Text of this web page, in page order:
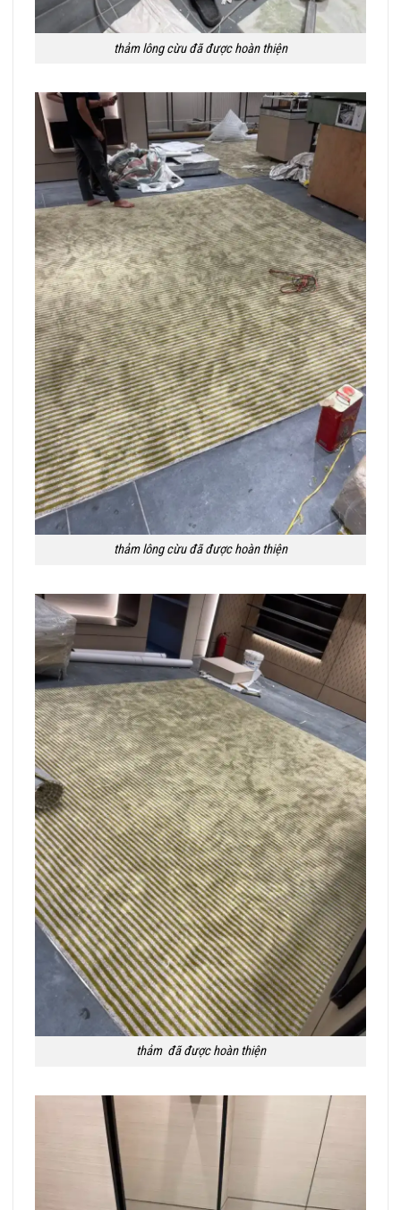
thảm lông cừu đã được hoàn thiện
thảm lông cừu đã được hoàn thiện
thảm đã được hoàn thiện